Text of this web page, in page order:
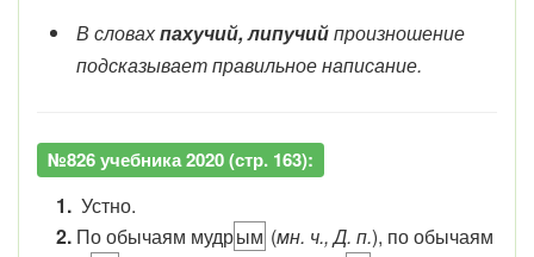
В словахпахучий, липучийпроизношение
подсказывает правильное написание.
№826 учебника 2020 (стр. 163):
1. Устно.
2. По обычаям мудрым (мн. ч., Д. п.), по обычаям